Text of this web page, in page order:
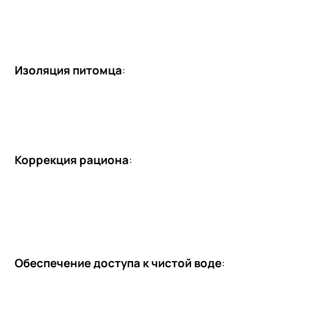
Изоляция питомца:
Коррекция рациона:
Обеспечение доступа к чистой воде: